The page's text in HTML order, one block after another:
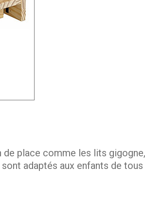
place comme les lits
adaptés aux enfants de tous